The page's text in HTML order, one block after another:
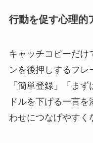
行動を促す心理的
キャッチコピーだけ
ンを後押しするフレ
「簡単登録」「ま
ドルを下げる一言
わせにつなげやすく